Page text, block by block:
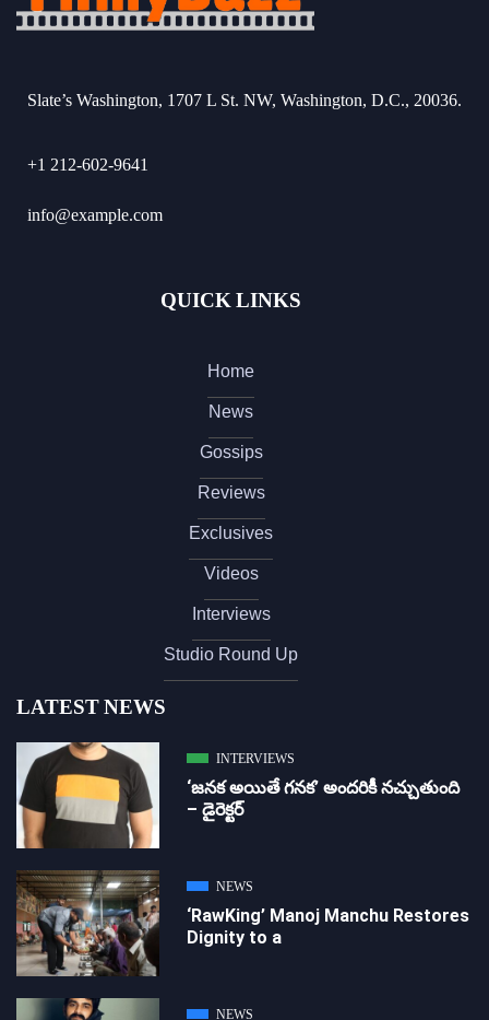
Slate’s Washington, 1707 L St. NW, Washington, D.C., 20036.
+1 212-602-9641
info@example.com
QUICK LINKS
Home
News
Gossips
Reviews
Exclusives
Videos
Interviews
Studio Round Up
LATEST NEWS
INTERVIEWS
‘జ‌న‌క అయితే గ‌న‌క‌’ అందరికీ నచ్చుతుంది
– డైరెక్ట‌ర్
NEWS
‘RawKing’ Manoj Manchu Restores
Dignity to a
NEWS